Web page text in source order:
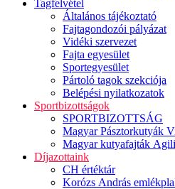
Tagfelvétel
Általános tájékoztató
Fajtagondozói pályázat
Vidéki szervezet
Fajta egyesület
Sportegyesület
Pártoló tagok szekciója
Belépési nyilatkozatok
Sportbizottságok
SPORTBIZOTTSÁG
Magyar Pásztorkutyák
Magyar kutyafajták
Díjazottaink
CH értéktár
Korózs András